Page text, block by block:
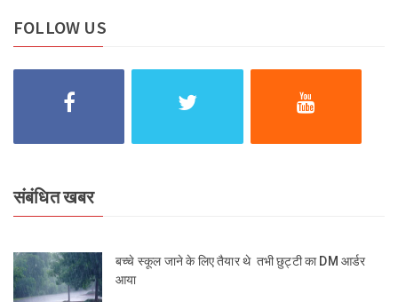
FOLLOW US
संबंधित खबर
बच्चे स्कूल जाने के लिए तैयार थे तभी छुट्टी का DM आर्डर
आया